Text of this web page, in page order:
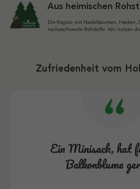
Aus heimischen
Die Region mit Nadelbäumen, Hecken,
nachwachsende Rohstoffe. Wir nutzen
Zufriedenheit vom
Ein Minisack, hat
Balkonblume